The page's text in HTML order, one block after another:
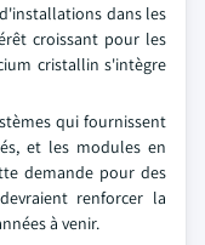
dans les
croissant pour les
cristallin s'intègre
qui fournissent
et les modules en
demande pour des
renforcer la
à venir.